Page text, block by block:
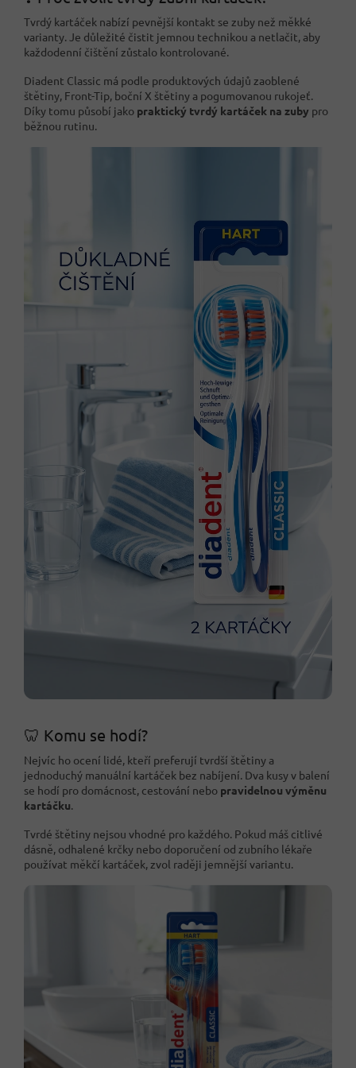
Tvrdý kartáček nabízí pevnější kontakt se zuby než měkké
varianty. Je důležité čistit jemnou technikou a netlačit, aby
každodenní čištění zůstalo kontrolované.
Diadent Classic má podle produktových údajů zaoblené
štětiny, Front-Tip, boční X štětiny a pogumovanou rukojeť.
Díky tomu působí jako praktický tvrdý kartáček na zuby pro
běžnou rutinu.
🦷 Komu se hodí?
Nejvíc ho ocení lidé, kteří preferují tvrdší štětiny a
jednoduchý manuální kartáček bez nabíjení. Dva kusy v balení
se hodí pro domácnost, cestování nebo pravidelnou výměnu
kartáčku.
Tvrdé štětiny nejsou vhodné pro každého. Pokud máš citlivé
dásně, odhalené krčky nebo doporučení od zubního lékaře
používat měkčí kartáček, zvol raději jemnější variantu.